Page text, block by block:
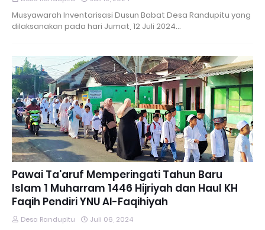
Musyawarah Inventarisasi Dusun Babat Desa Randupitu yang
dilaksanakan pada hari Jumat, 12 Juli 2024…
Pawai Ta'aruf Memperingati Tahun Baru
Islam 1 Muharram 1446 Hijriyah dan Haul KH
Faqih Pendiri YNU Al-Faqihiyah
Desa Randupitu Juli 06, 2024